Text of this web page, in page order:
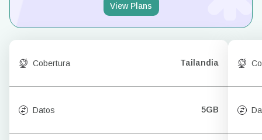
View Plans
Cobertura Tailandia
Datos 5GB